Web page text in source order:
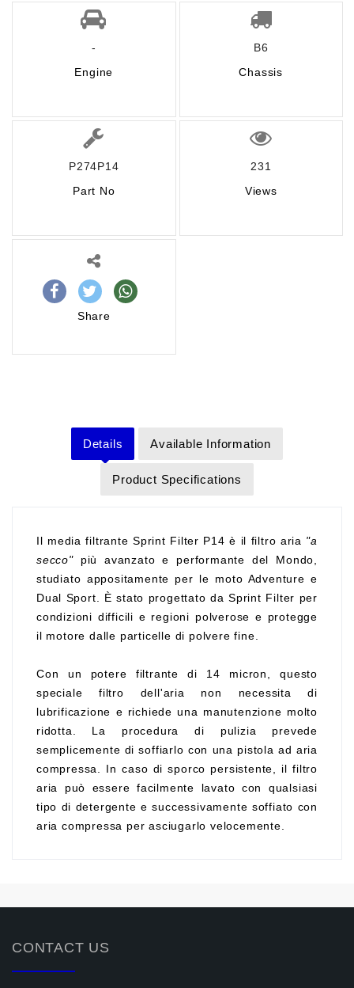
-
Engine
B6
Chassis
P274P14
Part No
231
Views
Share
Details Available Information
Product Specifications
Il media filtrante Sprint Filter P14 è il filtro aria "a
secco"più avanzato e performante del Mondo,
studiato appositamente per le moto Adventure e
Dual Sport. È stato progettato da Sprint Filter per
condizioni difficili e regioni polverose e protegge
il motore dalle particelle di polvere fine.
Con un potere filtrante di 14 micron, questo
speciale filtro dell'aria non necessita di
lubrificazione e richiede una manutenzione molto
ridotta. La procedura di pulizia prevede
semplicemente di soffiarlo con una pistola ad aria
compressa. In caso di sporco persistente, il filtro
aria può essere facilmente lavato con qualsiasi
tipo di detergente e successivamente soffiato con
aria compressa per asciugarlo velocemente.
CONTACT US